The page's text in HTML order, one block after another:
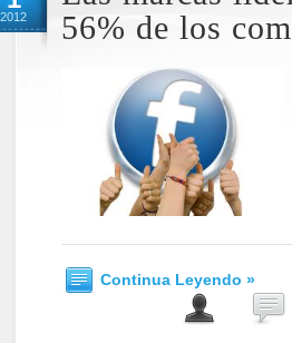
2012
56% de los
Continua Leyendo »